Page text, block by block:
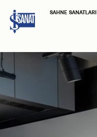
SAHNE SANATLARI